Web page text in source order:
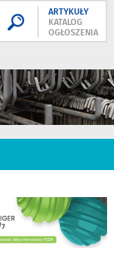
ARTYKUŁY
KATALOG
OGŁOSZENIA